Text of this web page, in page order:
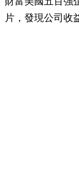
片，發現公司收